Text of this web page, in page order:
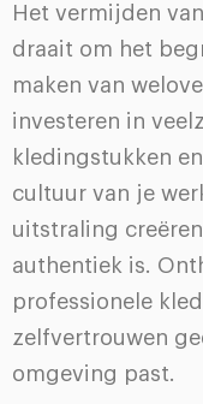
Het vermijden
draait om het
maken van
investeren in
kledingstukken
cultuur van je
uitstraling
authentiek is.
professionele
zelfvertrouwen
omgeving past.